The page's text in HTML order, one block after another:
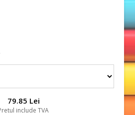
79.85 Lei
include TVA